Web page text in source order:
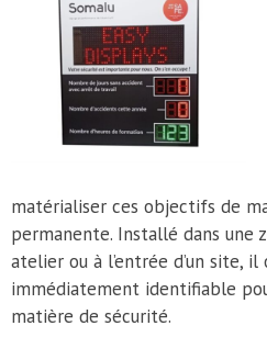
matérialiser ces objectifs de
permanente. Installé dans une
atelier ou à l’entrée d’un site,
immédiatement identifiable
matière de sécurité.